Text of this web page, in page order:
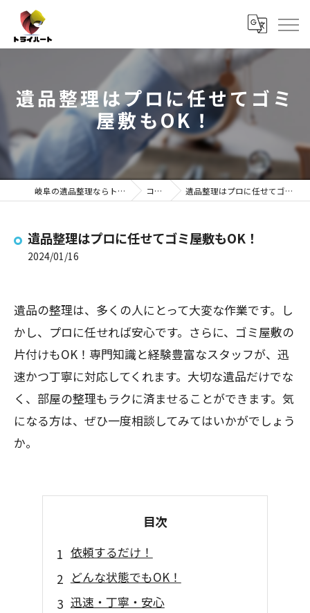
遺品整理はプロに任せてゴミ
屋敷もOK！
岐阜の遺品整理ならトライハート コラム 遺品整理はプロに任せてゴミ屋敷もOK！
遺品整理はプロに任せてゴミ屋敷もOK！
2024/01/16
遺品の整理は、多くの人にとって大変な作業です。し
かし、プロに任せれば安心です。さらに、ゴミ屋敷の
片付けもOK！専門知識と経験豊富なスタッフが、迅
速かつ丁寧に対応してくれます。大切な遺品だけでな
く、部屋の整理もラクに済ませることができます。気
になる方は、ぜひ一度相談してみてはいかがでしょう
か。
目次
依頼するだけ！
どんな状態でもOK！
迅速・丁寧・安心